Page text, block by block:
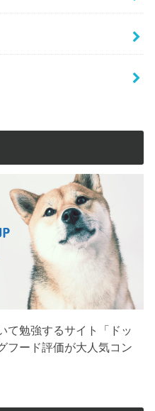
て勉強するサイト「ドッ
フード評価が大人気コン